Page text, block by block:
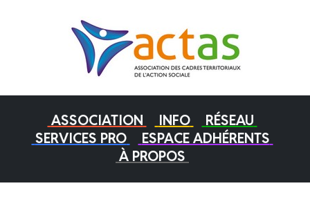
ASSOCIATION INFO
RÉSEAU
SERVICES PRO
ESPACE ADHÉRENTS
À PROPOS